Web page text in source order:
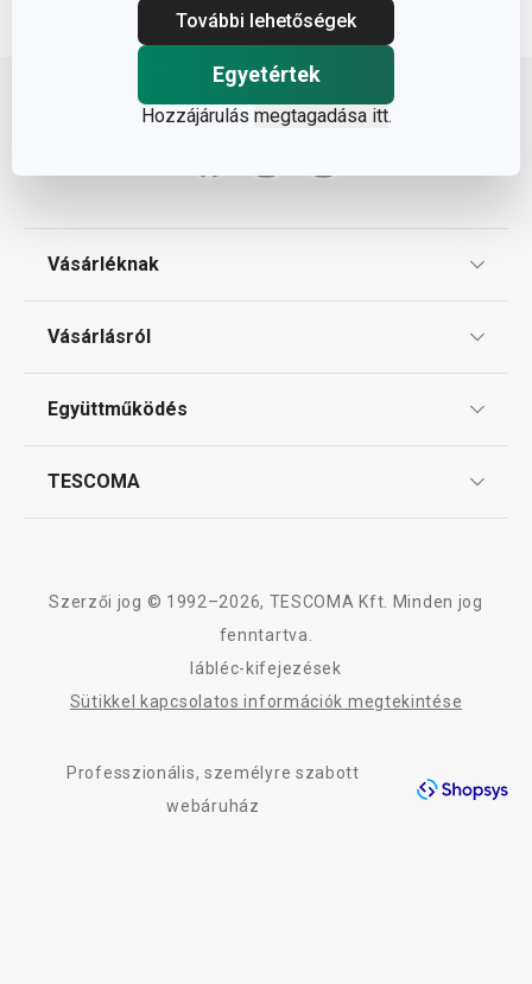
További lehetőségek
Egyetértek
Hozzájárulás megtagadása itt.
Vásárléknak
Gyakori kérdések
Vásárlásról
Reklamáció és termékvisszaküldés
Együttműködés
TESCOMA
Adatkezelési Tájékoztató
Szerzői jog © 1992–2026, TESCOMA Kft. Minden jog
fenntartva.
lábléc-kifejezések
Sütikkel kapcsolatos információk megtekintése
Professzionális, személyre szabott
webáruház